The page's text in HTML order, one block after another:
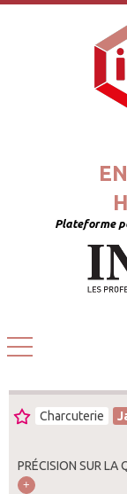
Plateforme
Charcuterie
PRÉCISION SUR LA